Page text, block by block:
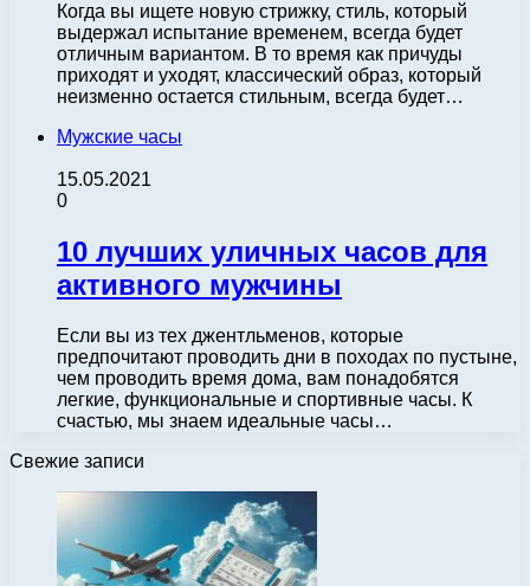
Когда вы ищете новую стрижку, стиль, который
выдержал испытание временем, всегда будет
отличным вариантом. В то время как причуды
приходят и уходят, классический образ, который
неизменно остается стильным, всегда будет…
Мужские часы
15.05.2021
0
10 лучших уличных часов для
активного мужчины
Если вы из тех джентльменов, которые
предпочитают проводить дни в походах по пустыне,
чем проводить время дома, вам понадобятся
легкие, функциональные и спортивные часы. К
счастью, мы знаем идеальные часы…
Свежие записи